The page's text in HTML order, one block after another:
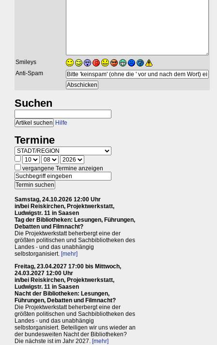
Smileys
Anti-Spam
Suchen
Hilfe
Termine
vergangene Termine anzeigen
Samstag, 24.10.2026 12:00 Uhr
in/bei Reiskirchen, Projektwerkstatt,
Ludwigstr. 11 in Saasen
Tag der Bibliotheken: Lesungen, Führungen,
Debatten und Filmnacht?
Die Projektwerkstatt beherbergt eine der
größten politischen und Sachbibliotheken des
Landes - und das unabhängig
selbstorganisiert. [mehr]
Freitag, 23.04.2027 17:00 bis Mittwoch,
24.03.2027 12:00 Uhr
in/bei Reiskirchen, Projektwerkstatt,
Ludwigstr. 11 in Saasen
Nacht der Bibliotheken: Lesungen,
Führungen, Debatten und Filmnacht?
Die Projektwerkstatt beherbergt eine der
größten politischen und Sachbibliotheken des
Landes - und das unabhängig
selbstorganisiert. Beteiligen wir uns wieder an
der bundesweiten Nacht der Bibliotheken?
Die nächste ist im Jahr 2027. [mehr]